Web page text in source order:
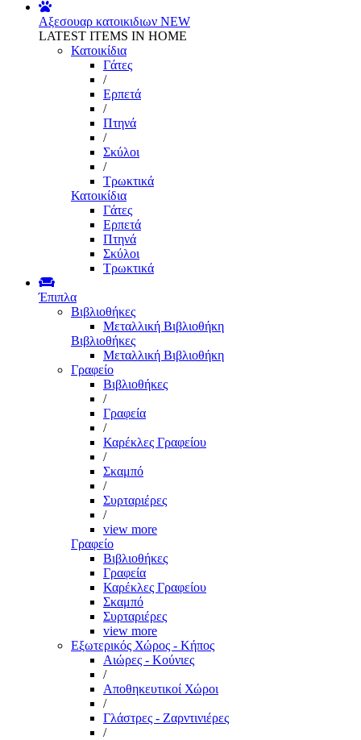
Αξεσουαρ κατοικιδιων NEW
LATEST ITEMS IN HOME
Κατοικίδια
Γάτες
/
Ερπετά
/
Πτηνά
/
Σκύλοι
/
Τρωκτικά
Κατοικίδια
Γάτες
Ερπετά
Πτηνά
Σκύλοι
Τρωκτικά
Έπιπλα
Βιβλιοθήκες
Μεταλλική Βιβλιοθήκη
Βιβλιοθήκες
Μεταλλική Βιβλιοθήκη
Γραφείο
Βιβλιοθήκες
/
Γραφεία
/
Καρέκλες Γραφείου
/
Σκαμπό
/
Συρταριέρες
/
view more
Γραφείο
Βιβλιοθήκες
Γραφεία
Καρέκλες Γραφείου
Σκαμπό
Συρταριέρες
view more
Εξωτερικός Χώρος - Κήπος
Αιώρες - Κούνιες
/
Αποθηκευτικοί Χώροι
/
Γλάστρες - Ζαρντινιέρες
/